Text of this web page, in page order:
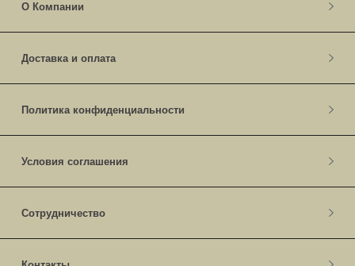
О Компании
Доставка и оплата
Политика конфиденциальности
Условия соглашения
Сотрудничество